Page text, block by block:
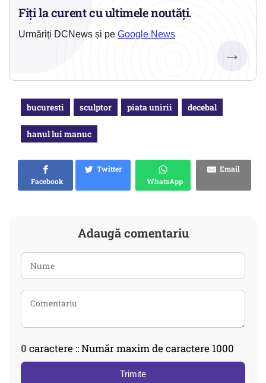
Fiți la curent cu ultimele noutăți.
Urmăriți DCNews și pe Google News
→
bucuresti sculptor piata unirii decebal
hanul lui manuc
Facebook
Twitter
WhatsApp
Email
Adaugă comentariu
0 caractere :: Număr maxim de caractere 1000
Trimite